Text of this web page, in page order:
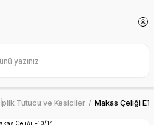
İplik Tutucu ve Kesiciler Makas Çeliği